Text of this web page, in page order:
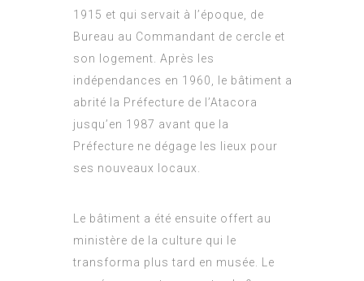
1915 et qui servait à l’époque, de
Bureau au Commandant de cercle et
son logement. Après les
indépendances en 1960, le bâtiment a
abrité la Préfecture de l’Atacora
jusqu’en 1987 avant que la
Préfecture ne dégage les lieux pour
ses nouveaux locaux.
Le bâtiment a été ensuite offert au
ministère de la culture qui le
transforma plus tard en musée. Le